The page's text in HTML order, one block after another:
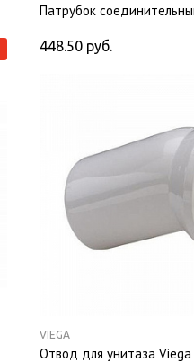
Патрубок
448.50 руб.
VIEGA
Отвод для унитаза